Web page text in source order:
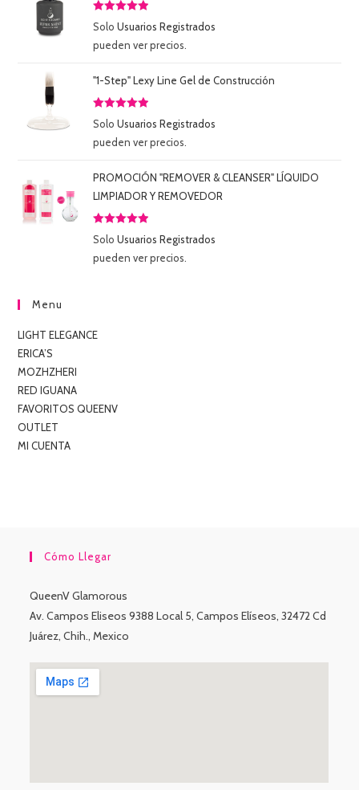
Valorado
5
SoloUsuarios Registrados
pueden ver precios.
"1-Step" Lexy Line Gel de Construcción
Valorado
5
SoloUsuarios Registrados
pueden ver precios.
PROMOCIÓN "REMOVER & CLEANSER" LÍQUIDO
LIMPIADOR Y REMOVEDOR
Valorado
5
SoloUsuarios Registrados
pueden ver precios.
Menu
LIGHT ELEGANCE
ERICA’S
MOZHZHERI
RED IGUANA
FAVORITOS QUEENV
OUTLET
MI CUENTA
Cómo Llegar
QueenV Glamorous
Av. Campos Eliseos 9388 Local 5, Campos Elíseos, 32472 Cd
Juárez, Chih., Mexico